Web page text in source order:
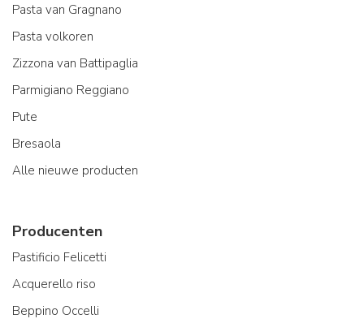
Pasta van Gragnano
Pasta volkoren
Zizzona van Battipaglia
Parmigiano Reggiano
Pute
Bresaola
Alle nieuwe producten
Producenten
Pastificio Felicetti
Acquerello riso
Beppino Occelli